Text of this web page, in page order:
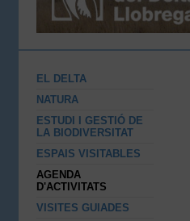
EL DELTA
NATURA
ESTUDI I GESTIÓ DE
LA BIODIVERSITAT
ESPAIS VISITABLES
AGENDA
D'ACTIVITATS
VISITES GUIADES